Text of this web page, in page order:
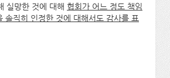
실망한 것에 대해 협회가 어느 정도 책임
솔직히 인정한 것에 대해서도 감사를 표